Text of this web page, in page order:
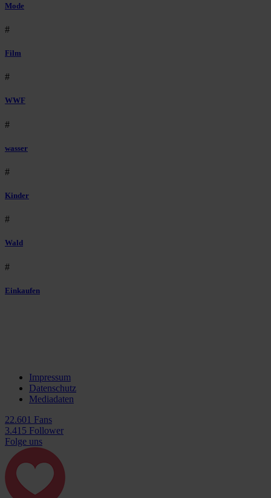
Mode
#
Film
#
WWF
#
wasser
#
Kinder
#
Wald
#
Einkaufen
Impressum
Datenschutz
Mediadaten
22.601 Fans
3.415 Follower
Folge uns